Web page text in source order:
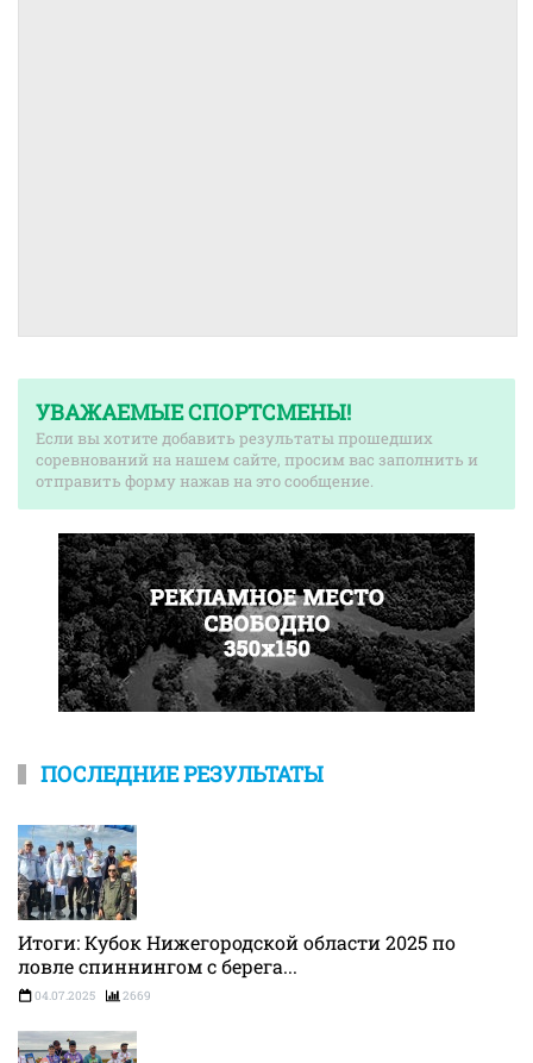
УВАЖАЕМЫЕ СПОРТСМЕНЫ!
Если вы хотите добавить результаты прошедших
соревнований на нашем сайте, просим вас заполнить и
отправить форму нажав на это сообщение.
ПОСЛЕДНИЕ РЕЗУЛЬТАТЫ
Итоги: Кубок Нижегородской области 2025 по
ловле спиннингом с берега...
04.07.2025 2669